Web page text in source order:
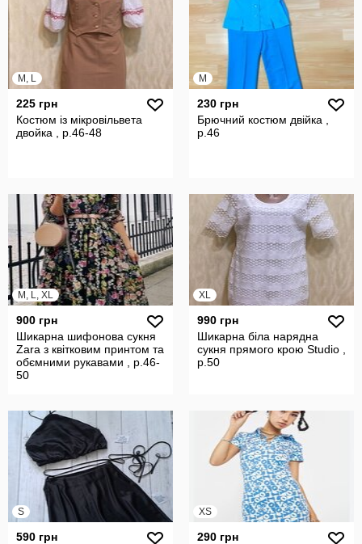
M, L
225 грн
Костюм із мікровільвета
двойка , р.46-48
M
230 грн
Брючний костюм двійка ,
р.46
M, L, XL
900 грн
Шикарна шифонова сукня
Zara з квітковим принтом та
обємними рукавами , р.46-
50
XL
990 грн
Шикарна біла нарядна
сукня прямого крою Studio ,
р.50
S
590 грн
XS
290 грн